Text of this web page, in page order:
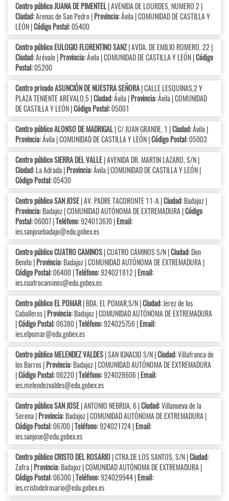
Centro público JUANA DE PIMENTEL| AVENIDA DE LOURDES, NUMERO 2 |
Ciudad:Arenas de San Pedro |Provincia:Ávila | COMUNIDAD DE CASTILLA Y
LEÓN |Código Postal:05400
Centro público EULOGIO FLORENTINO SANZ| AVDA. DE EMILIO ROMERO, 22 |
Ciudad:Arévalo |Provincia:Ávila | COMUNIDAD DE CASTILLA Y LEÓN |Código
Postal:05200
Centro privado ASUNCIÓN DE NUESTRA SEÑORA| CALLE LESQUINAS,2 Y
PLAZA TENIENTE AREVALO,5 |Ciudad:Ávila |Provincia:Ávila | COMUNIDAD
DE CASTILLA Y LEÓN |Código Postal:05001
Centro público ALONSO DE MADRIGAL| C/ JUAN GRANDE, 1 |Ciudad:Ávila |
Provincia:Ávila | COMUNIDAD DE CASTILLA Y LEÓN |Código Postal:05003
Centro público SIERRA DEL VALLE| AVENIDA DR. MARTIN LAZARO, S/N |
Ciudad:La Adrada |Provincia:Ávila | COMUNIDAD DE CASTILLA Y LEÓN |
Código Postal:05430
Centro público SAN JOSE| AV. PADRE TACORONTE 11-A |Ciudad:Badajoz |
Provincia:Badajoz | COMUNIDAD AUTÓNOMA DE EXTREMADURA |Código
Postal:06007 |Teléfono:924013670 |Email:
ies.sanjosebadajo@edu.gobex.es
Centro público CUATRO CAMINOS| CUATRO CAMINOS S/N |Ciudad:Don
Benito |Provincia:Badajoz | COMUNIDAD AUTÓNOMA DE EXTREMADURA |
Código Postal:06400 |Teléfono:924021812 |Email:
ies.cuatrocaminos@edu.gobex.es
Centro público EL POMAR| BDA. EL POMAR,S/N |Ciudad:Jerez de los
Caballeros |Provincia:Badajoz | COMUNIDAD AUTÓNOMA DE EXTREMADURA
|Código Postal:06380 |Teléfono:924025756 |Email:
ies.elpomar@edu.gobex.es
Centro público MELENDEZ VALDES| SAN IGNACIO S/N |Ciudad:Villafranca de
los Barros |Provincia:Badajoz | COMUNIDAD AUTÓNOMA DE EXTREMADURA
|Código Postal:06220 |Teléfono:924028606 |Email:
ies.melendezvaldes@edu.gobex.es
Centro público SAN JOSE| ANTONIO NEBRIJA, 6 |Ciudad:Villanueva de la
Serena |Provincia:Badajoz | COMUNIDAD AUTÓNOMA DE EXTREMADURA |
Código Postal:06700 |Teléfono:924021724 |Email:
ies.sanjose@edu.gobex.es
Centro público CRISTO DEL ROSARIO| CTRA.DE LOS SANTOS, S/N |Ciudad:
Zafra |Provincia:Badajoz | COMUNIDAD AUTÓNOMA DE EXTREMADURA |
Código Postal:06300 |Teléfono:924029944 |Email:
ies.cristodelrosario@edu.gobex.es